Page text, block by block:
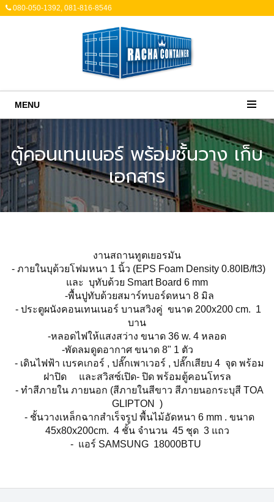
080-050-1392, 081-816-8546
MENU
ตู้คอนเทนเนอร์ พร้อมชั้นวาง เก็บ
เอกสาร
งานสถานทูตเยอรมัน
- ภายในบุด้วยโฟมหนา 1 นิ้ว (EPS Foam Density 0.80IB/ft3)
และ บุทับด้วย Smart Board 6 mm
-พื้นปูทับด้วยสมาร์ทบอร์ดหนา 8 มิล
- ประตูผนังคอนเทนเนอร์ บานสวิงคู่ ขนาด 200x200 cm. 1
บาน
-หลอดไฟให้แสงสว่าง ขนาด 36 w. 4 หลอด
-พัดลมดูดอากาศ ขนาด 8" 1 ตัว
- เดินไฟฟ้า เบรคเกอร์ , ปลั๊กเพาเวอร์ , ปลั๊กเสียบ 4 จุด พร้อม
ฝาปิด และสวิสซ์เปิด- ปิด พร้อมตู้คอนโทรล
- ทำสีภายใน ภายนอก (สีภายในสีขาว สีภายนอกระบุสี TOA
GLIPTON )
- ชั้นวางเหล็กฉากสำเร็จรูป พื้นไม้อัดหนา 6 mm . ขนาด
45x80x200cm. 4 ชั้น จำนวน 45 ชุด 3 แถว
- แอร์ SAMSUNG 18000BTU